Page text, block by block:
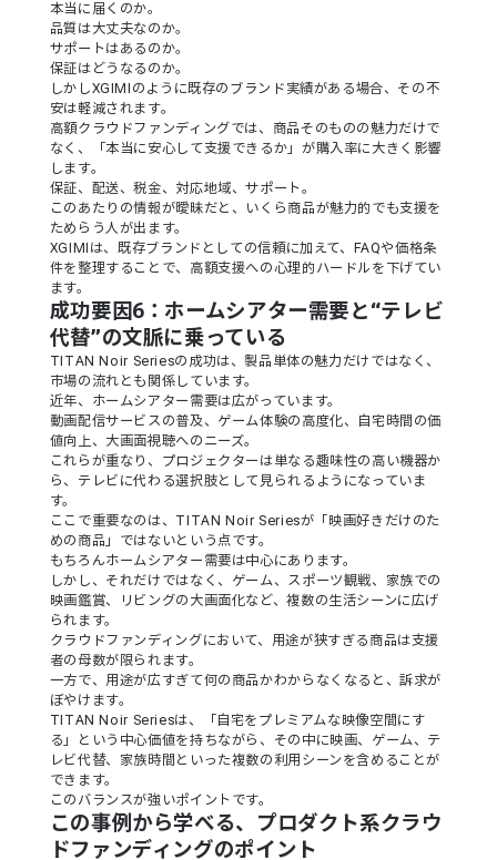
本当に届くのか。
品質は大丈夫なのか。
サポートはあるのか。
保証はどうなるのか。
しかしXGIMIのように既存のブランド実績がある場合、その不
安は軽減されます。
高額クラウドファンディングでは、商品そのものの魅力だけで
なく、「本当に安心して支援できるか」が購入率に大きく影響
します。
保証、配送、税金、対応地域、サポート。
このあたりの情報が曖昧だと、いくら商品が魅力的でも支援を
ためらう人が出ます。
XGIMIは、既存ブランドとしての信頼に加えて、FAQや価格条
件を整理することで、高額支援への心理的ハードルを下げてい
ます。
成功要因6：ホームシアター需要と“テレビ
代替”の文脈に乗っている
TITAN Noir Seriesの成功は、製品単体の魅力だけではなく、
市場の流れとも関係しています。
近年、ホームシアター需要は広がっています。
動画配信サービスの普及、ゲーム体験の高度化、自宅時間の価
値向上、大画面視聴へのニーズ。
これらが重なり、プロジェクターは単なる趣味性の高い機器か
ら、テレビに代わる選択肢として見られるようになっていま
す。
ここで重要なのは、TITAN Noir Seriesが「映画好きだけのた
めの商品」ではないという点です。
もちろんホームシアター需要は中心にあります。
しかし、それだけではなく、ゲーム、スポーツ観戦、家族での
映画鑑賞、リビングの大画面化など、複数の生活シーンに広げ
られます。
クラウドファンディングにおいて、用途が狭すぎる商品は支援
者の母数が限られます。
一方で、用途が広すぎて何の商品かわからなくなると、訴求が
ぼやけます。
TITAN Noir Seriesは、「自宅をプレミアムな映像空間にす
る」という中心価値を持ちながら、その中に映画、ゲーム、テ
レビ代替、家族時間といった複数の利用シーンを含めることが
できます。
このバランスが強いポイントです。
この事例から学べる、プロダクト系クラウ
ドファンディングのポイント